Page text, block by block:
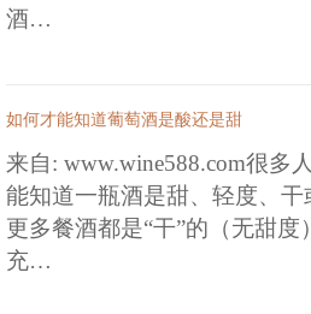
酒…
如何才能知道葡萄酒是酸还是甜
来自: www.wine588.com很多
能知道一瓶酒是甜、轻度、
更多餐酒都是“干”的（无甜
充…